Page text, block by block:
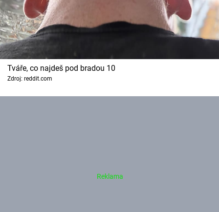
Tváře, co najdeš pod bradou 10
Zdroj: reddit.com